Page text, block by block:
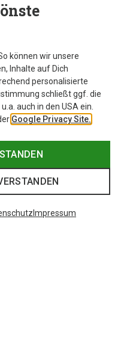
können wir unsere
Inhalte auf Dich
personalisierte
schließt ggf. die
auch in den USA ein.
Google Privacy Site.
Impressum